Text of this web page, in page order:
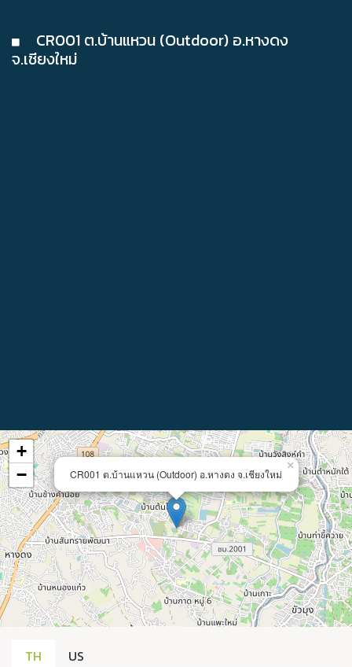
CR001 ต.บ้านแหวน (Outdoor) อ.หางดง
จ.เชียงใหม่
CR001 ต.บ้านแหวน (Outdoor) อ.หางดง จ.เชียงใหม่
×
+
−
TH US